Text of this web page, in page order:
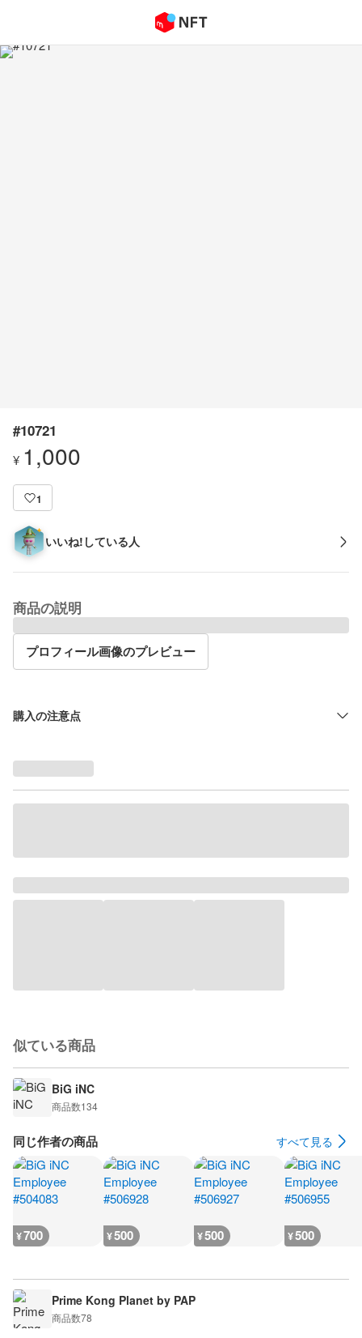
#10721
¥ 1,000
1
いいね!している人
商品の説明
プロフィール画像のプレビュー
購入の注意点
似ている商品
BiG iNC
商品数134
同じ作者の商品 すべて見る
¥700 ¥500 ¥500 ¥500
Prime Kong Planet by PAP
商品数78